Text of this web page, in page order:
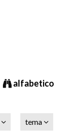
alfabetico
tema